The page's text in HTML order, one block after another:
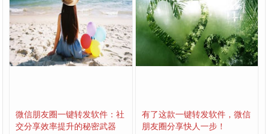
微信朋友圈一键转发软件：社
交分享效率提升的秘密武器
有了这款一键转发软件，微信
朋友圈分享快人一步！